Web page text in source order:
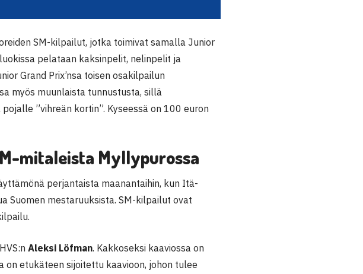
SM-kilpailut, jotka toimivat samalla Junior
pelataan kaksinpelit, nelinpelit ja
Grand Prix’nsa toisen osakilpailun
myös muunlaista tunnustusta, sillä
”vihreän kortin”. Kyseessä on 100 euron
mitaleista Myllypurossa
perjantaista maanantaihin, kun Itä-
Suomen mestaruuksista. SM-kilpailut ovat
Aleksi Löfman. Kakkoseksi kaaviossa on
on etukäteen sijoitettu kaavioon, johon tulee